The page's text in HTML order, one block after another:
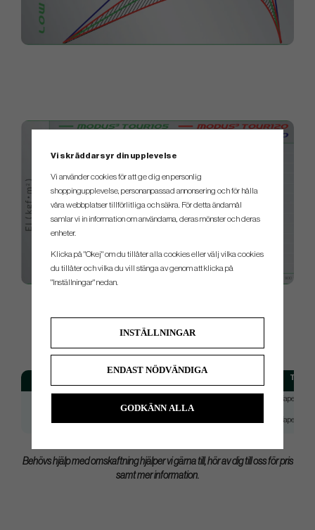
SPEC.
Tip
Taper 0.355
Taper 0.355
Behövs hjälp med omskaftning hjälper vi gärna till, hör av dig till oss för pris
samt mer information.
Vi skräddarsyr din upplevelse
Vi använder cookies för att ge dig en personlig
shoppingupplevelse, personanpassad annonsering och för hålla
våra webbplatser tillförlitliga och säkra. För detta ändamål
samlar vi in information om användarna, deras mönster och deras
enheter.
Klicka på "Okej" om du tillåter alla cookies eller välj vilka cookies
du tillåter och vilka du vill stänga av genom att klicka på
"Inställningar" nedan.
INSTÄLLNINGAR
ENDAST NÖDVÄNDIGA
GODKÄNN ALLA